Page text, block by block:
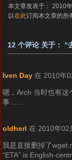
本文章发表于： 2010
以在此订阅本文章的所
12 个评论 关于： “
Iven Day 在 2010年
嗯，Arch 当时也有这
事……
oldherl 在 2010年02
我是直接删掉了
“ETA” is English-